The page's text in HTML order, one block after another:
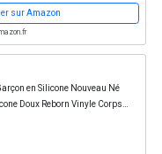
sur Amazon
en Silicone Nouveau Né
Doux Reborn Vinyle Corps